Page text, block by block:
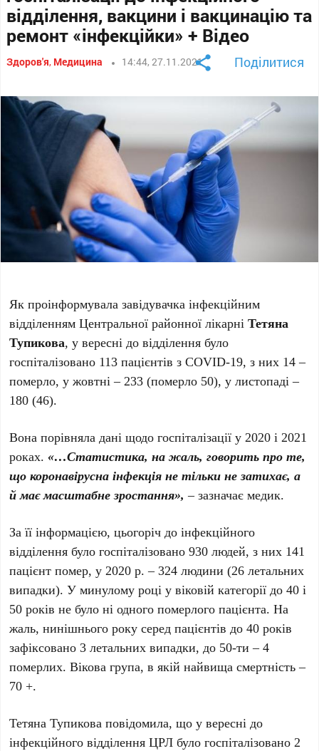
відділення, вакцини і вакцинацію та
ремонт «інфекційки» + Відео
Здоров'я, Медицина 14:44, 27.11.2021 Поділитися
Як проінформувала завідувачка інфекційним
відділенням Центральної районної лікарніТетяна
Тупикова, у вересні до відділення було
госпіталізовано 113 пацієнтів з COVID-19, з них 14 –
померло, у жовтні – 233 (померло 50), у листопаді –
180 (46).
Вона порівняла дані щодо госпіталізації у 2020 і 2021
роках.«…Статистика, на жаль, говорить про те,
що коронавірусна інфекція не тільки не затихає, а
й має масштабне зростання», – зазначає медик.
За її інформацією, цьогоріч до інфекційного
відділення було госпіталізовано 930 людей, з них 141
пацієнт помер, у 2020 р. – 324 людини (26 летальних
випадки). У минулому році у віковій категорії до 40 і
50 років не було ні одного померлого пацієнта. На
жаль, нинішнього року серед пацієнтів до 40 років
зафіксовано 3 летальних випадки, до 50-ти – 4
померлих. Вікова група, в якій найвища смертність –
70 +.
Тетяна Тупикова повідомила, що у вересні до
інфекційного відділення ЦРЛ було госпіталізовано 2